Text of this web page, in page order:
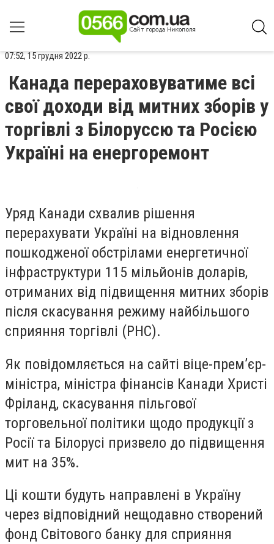
07:52, 15 грудня 2022 р.
Канада перераховуватиме всі
свої доходи від митних зборів у
торгівлі з Білоруссю та Росією
Україні на енергоремонт
Уряд Канади схвалив рішення
перерахувати Україні на відновлення
пошкодженої обстрілами енергетичної
інфраструктури 115 мільйонів доларів,
отриманих від підвищення митних зборів
після скасування режиму найбільшого
сприяння торгівлі (РНС).
Як повідомляється на сайті віце-прем’єр-
міністра, міністра фінансів Канади Христі
Фріланд, скасування пільгової
торговельної політики щодо продукції з
Росії та Білорусі призвело до підвищення
мит на 35%.
Ці кошти будуть направлені в Україну
через відповідний нещодавно створений
фонд Світового банку для сприяння